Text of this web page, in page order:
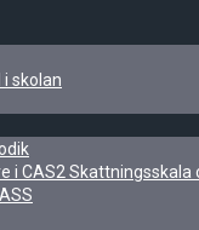
skolan
CAS2 Skattningsskala